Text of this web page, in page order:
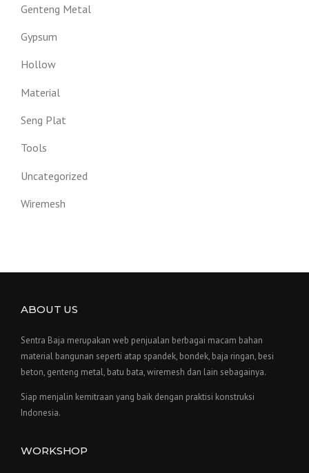
Genteng Metal
Gypsum
Hollow
Material
Seng Plat
Tools
Uncategorized
Wiremesh
ABOUT US
Sentra Baja merupakan web penjualan berbagai macam bahan
material bangunan seperti atap spandek, bondek, baja ringan, besi
beton, genteng metal, batu bata, wiremesh dan lain sebagainya.
Siap menjalin kemitraan yang baik dengan praktisi konstruksi
Indonesia.
WORKSHOP